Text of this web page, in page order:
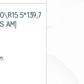
5*139,7
AM]